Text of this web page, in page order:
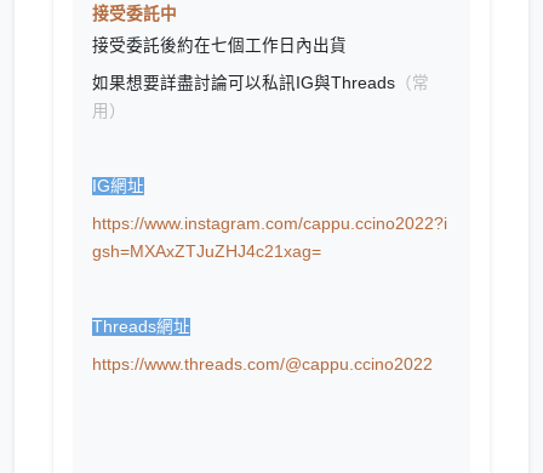
接受委託中
接受委託後約在七個工作日內出貨
如果想要詳盡討論可以私訊IG與Threads （常
用）
IG網址
https://www.instagram.com/cappu.ccino2022?i
gsh=MXAxZTJuZHJ4c21xag=
Threads網址
https://www.threads.com/@cappu.ccino2022